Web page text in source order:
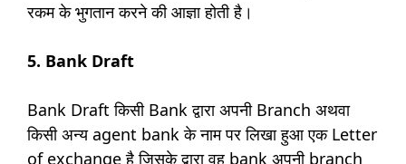
रकम के भुगतान करने की आज्ञा होती है।
5. Bank Draft
Bank Draft किसी Bank द्वारा अपनी Branch अथवा
किसी अन्य agent bank के नाम पर लिखा हुआ एक Letter
of exchange है जिसके द्वारा वह bank अपनी branch